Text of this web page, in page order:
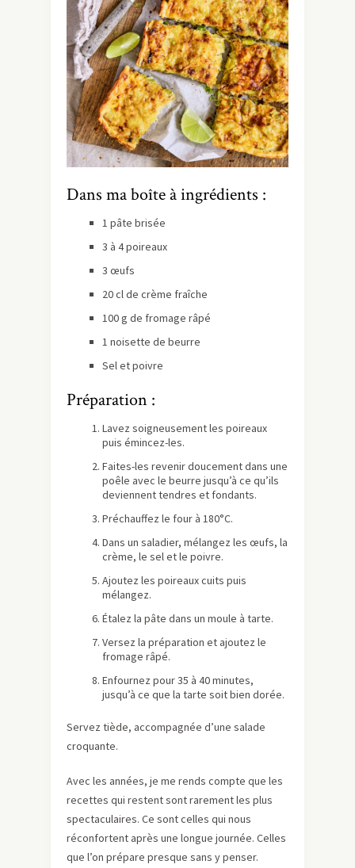
Dans ma boîte à ingrédients :
1 pâte brisée
3 à 4 poireaux
3 œufs
20 cl de crème fraîche
100 g de fromage râpé
1 noisette de beurre
Sel et poivre
Préparation :
Lavez soigneusement les poireaux
puis émincez-les.
Faites-les revenir doucement dans une
poêle avec le beurre jusqu’à ce qu’ils
deviennent tendres et fondants.
Préchauffez le four à 180°C.
Dans un saladier, mélangez les œufs, la
crème, le sel et le poivre.
Ajoutez les poireaux cuits puis
mélangez.
Étalez la pâte dans un moule à tarte.
Versez la préparation et ajoutez le
fromage râpé.
Enfournez pour 35 à 40 minutes,
jusqu’à ce que la tarte soit bien dorée.
Servez tiède, accompagnée d’une salade
croquante.
Avec les années, je me rends compte que les
recettes qui restent sont rarement les plus
spectaculaires. Ce sont celles qui nous
réconfortent après une longue journée. Celles
que l’on prépare presque sans y penser.